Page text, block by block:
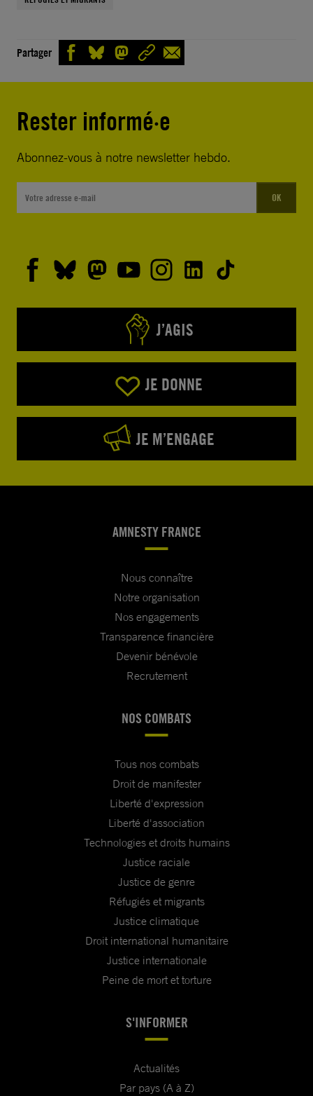
Partager
Rester informé·e
Abonnez-vous à notre newsletter hebdo.
OK
J’AGIS
JE DONNE
JE M’ENGAGE
AMNESTY FRANCE
Nous connaître
Notre organisation
Nos engagements
Transparence financière
Devenir bénévole
Recrutement
NOS COMBATS
Tous nos combats
Droit de manifester
Liberté d'expression
Liberté d'association
Technologies et droits humains
Justice raciale
Justice de genre
Réfugiés et migrants
Justice climatique
Droit international humanitaire
Justice internationale
Peine de mort et torture
S'INFORMER
Actualités
Par pays (A à Z)